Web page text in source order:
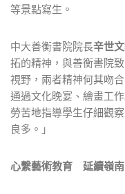
等景點寫生。
中大善衡書院院長辛世
拓的精神，與善衡書院
視野，兩者精神何其吻
通過文化晚宴、繪畫工
勞苦地指導學生仔細觀
良多。」
心繫藝術教育 延續嶺